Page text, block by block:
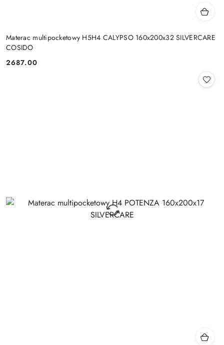
Materac multipocketowy H5H4 CALYPSO 160x200x32 SILVERCARE
COSIDO
Cena:
2687.00